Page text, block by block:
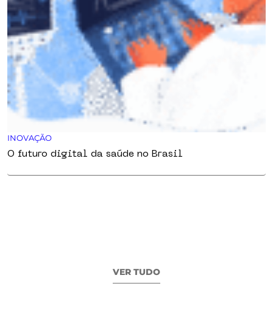
INOVAÇÃO
O futuro digital da saúde no Brasil
VER TUDO